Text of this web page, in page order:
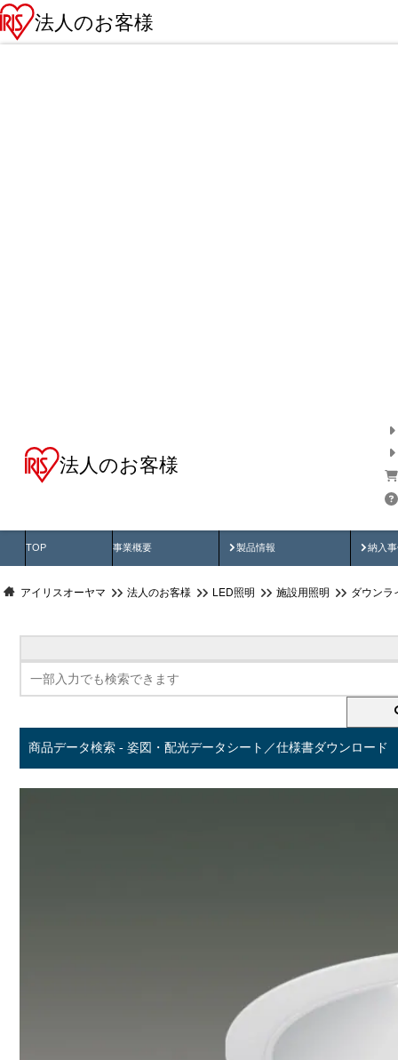
法人のお客様
法人のお客様
TOP 事業概要 製品情報
製品動画 納入
納
アイリスオーヤマ 法人のお客様 LED照明 施設用照明 ダウンラ
商品データ検索 - 姿図・配光データシート／仕様書ダウンロード